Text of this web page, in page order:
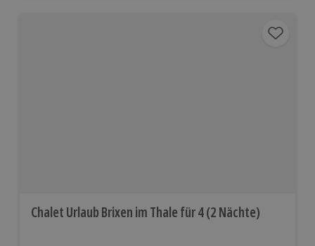
Chalet Urlaub Brixen im Thale für 4 (2 Nächte)